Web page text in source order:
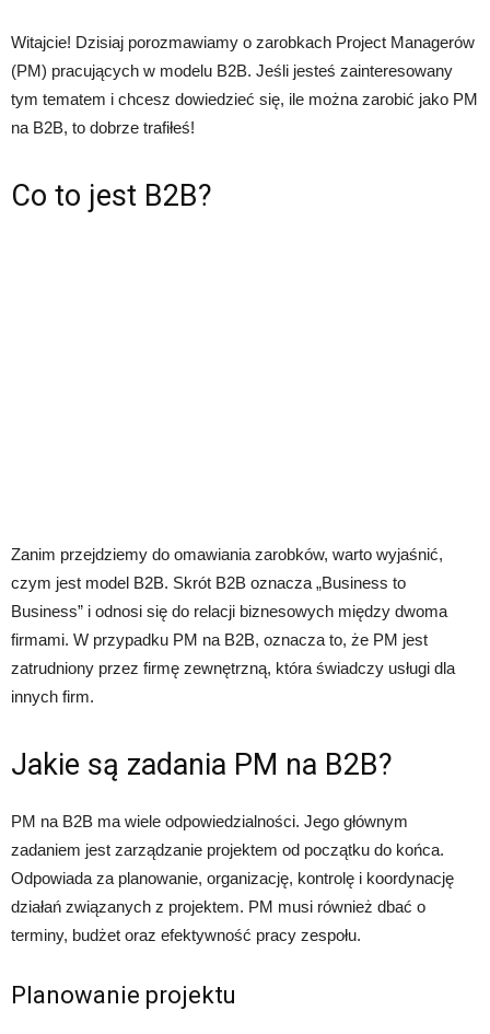
Witajcie! Dzisiaj porozmawiamy o zarobkach Project Managerów
(PM) pracujących w modelu B2B. Jeśli jesteś zainteresowany
tym tematem i chcesz dowiedzieć się, ile można zarobić jako PM
na B2B, to dobrze trafiłeś!
Co to jest B2B?
Zanim przejdziemy do omawiania zarobków, warto wyjaśnić,
czym jest model B2B. Skrót B2B oznacza „Business to
Business” i odnosi się do relacji biznesowych między dwoma
firmami. W przypadku PM na B2B, oznacza to, że PM jest
zatrudniony przez firmę zewnętrzną, która świadczy usługi dla
innych firm.
Jakie są zadania PM na B2B?
PM na B2B ma wiele odpowiedzialności. Jego głównym
zadaniem jest zarządzanie projektem od początku do końca.
Odpowiada za planowanie, organizację, kontrolę i koordynację
działań związanych z projektem. PM musi również dbać o
terminy, budżet oraz efektywność pracy zespołu.
Planowanie projektu